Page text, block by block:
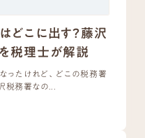
どこに出す？藤沢
税理士が解説
ったけれど、どこの税務署
税務署なの...